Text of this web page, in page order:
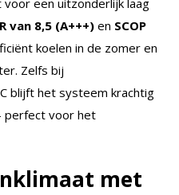
een uitzonderlijk laag
van 8,5 (A+++) en SCOP
koelen in de zomer en
Zelfs bij
blijft het systeem krachtig
perfect voor het
met